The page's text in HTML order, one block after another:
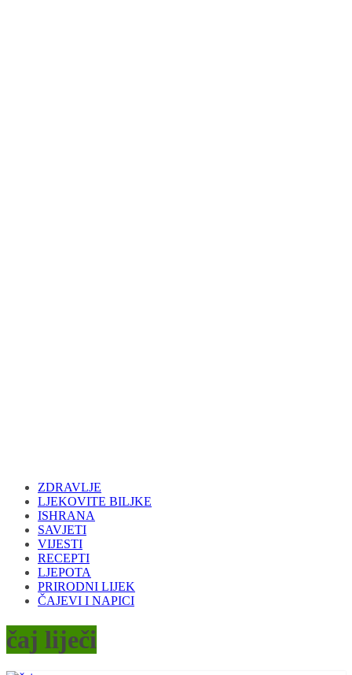
ZDRAVLJE
LJEKOVITE BILJKE
ISHRANA
SAVJETI
VIJESTI
RECEPTI
LJEPOTA
PRIRODNI LIJEK
ČAJEVI I NAPICI
čaj liječi